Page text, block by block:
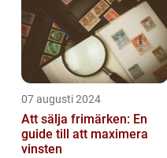
07 augusti 2024
Att sälja frimärken: En
guide till att maximera
vinsten